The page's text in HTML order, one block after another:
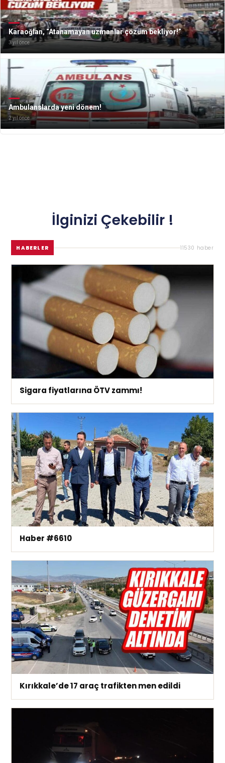
Karaoğlan, “Atanamayan uzmanlar çözüm bekliyor!”
3 yıl önce
Ambulanslarda yeni dönem!
2 yıl önce
İlginizi Çekebilir !
HABERLER 11530 haber
Sigara fiyatlarına ÖTV zammı!
Haber #6610
Kırıkkale’de 17 araç trafikten men edildi